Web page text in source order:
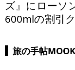
ズ』にローソ
600mlの割引
旅の手帖